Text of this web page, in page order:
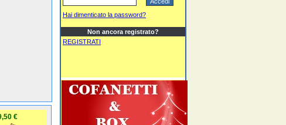
€
Hai dimenticato la password?
Non ancora registrato?
REGISTRATI